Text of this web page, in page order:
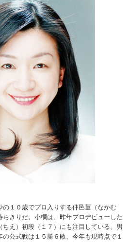
の１０歳でプロ入りする仲邑菫（なかむ
ちきりだ。小欄は、昨年プロデビューした
え）初段（１７）にも注目している。男
公式戦は１５勝６敗、今年も現時点で１